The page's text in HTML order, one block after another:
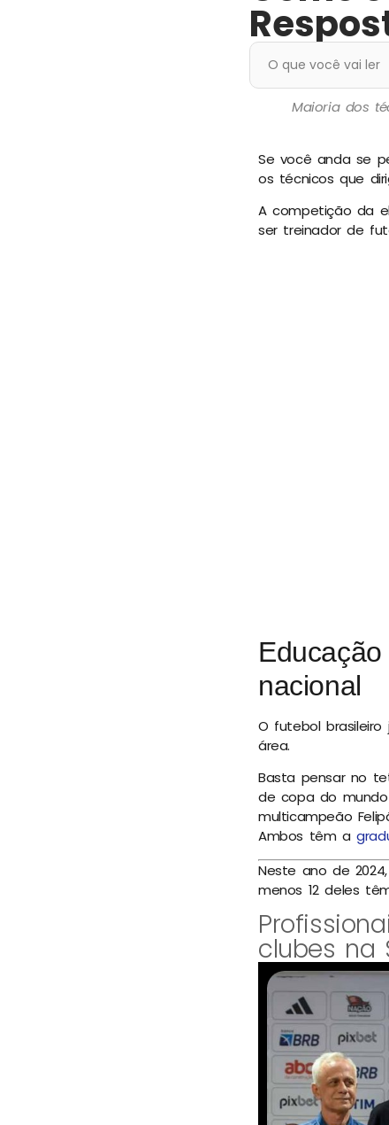
O que você vai ler
Maioria dos
Se você anda se
os técnicos que
A competição da
ser treinador de
nacional
O futebol
área.
Basta pensar no
de copa do
multicampeão
Ambos têm a
Neste ano de
menos 12 deles
clubes na